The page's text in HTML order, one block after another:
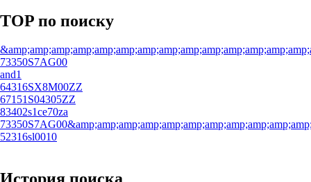
TOP по поиску
73350S7AG00
and1
64316SX8M00ZZ
67151S04305ZZ
83402s1ce70za
52316sl0010